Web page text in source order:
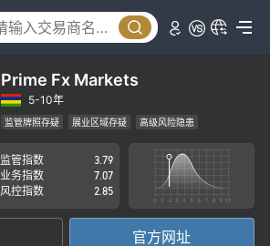
Prime Fx Markets
5-10年
监管牌照存疑 展业区域存疑 高级风险隐患
监管指数
3.79
业务指数
7.07
风控指数
2.85
官方网址